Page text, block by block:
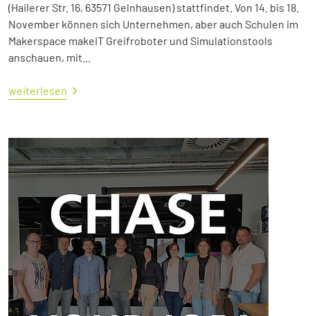
(Hailerer Str. 16, 63571 Gelnhausen) stattfindet. Von 14. bis 18.
November können sich Unternehmen, aber auch Schulen im
Makerspace makeIT Greifroboter und Simulationstools
anschauen, mit...
weiterlesen